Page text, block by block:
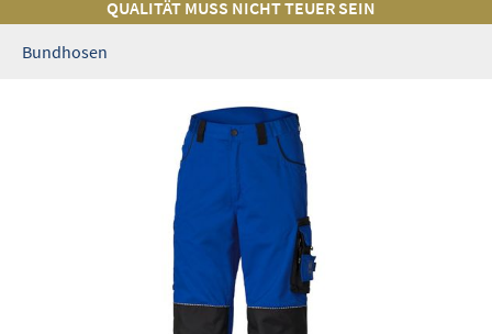
QUALITÄT MUSS NICHT TEUER SEIN
Bundhosen